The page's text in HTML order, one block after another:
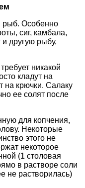
рыб. Особенно
сиг, камбала,
и другую рыбу,
никакой
кладут на
на крючки. Салаку
ее солят после
для копчения,
Некоторые
этого не
некоторое
(1 столовая
в растворе соли
не растворилась)